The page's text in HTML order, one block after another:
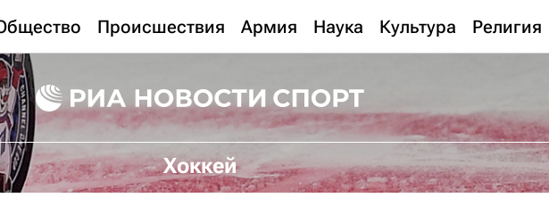
Происшествия Армия Наука Культура Религия
Хоккей